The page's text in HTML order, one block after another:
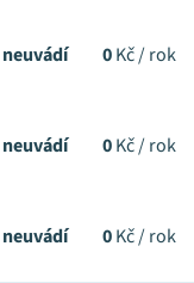
neuvádí 0Kč / rok
neuvádí 0Kč / rok
neuvádí 0Kč / rok